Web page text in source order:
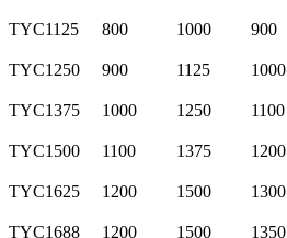
TYC1125
800 1000 900
TYC1250
900 1125 1000
TYC1375
1000 1250 1100
TYC1500
1100 1375 1200
TYC1625
1200 1500 1300
TYC1688
1200 1500 1350